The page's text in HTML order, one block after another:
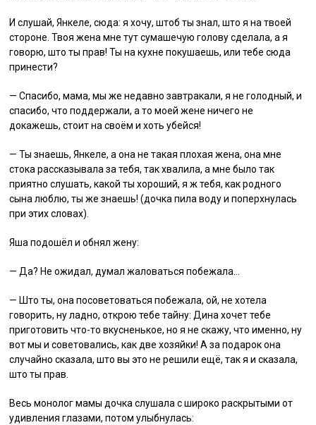
И слушай, Янкеле, сюда: я хочу, штоб ты знал, што я на твоей
стороне. Твоя жена мне тут сумашечую голову сделала, а я
говорю, што ты прав! Ты на кухне покушаешь, или тебе сюда
принести?
— Спасибо, мама, мы же недавно завтракали, я не голодный, и
спасибо, что поддержали, а то моей жене ничего не
докажешь, стоит на своём и хоть убейся!
— Ты знаешь, Янкеле, а она не такая плохая жена, она мне
стока рассказывала за тебя, так хвалила, а мне было так
приятно слушать, какой ты хороший, я ж тебя, как родного
сына люблю, ты же знаешь! (дочка пила воду и поперхнулась
при этих словах).
Яша подошёл и обнял жену:
— Да? Не ожидал, думал жаловаться побежала…
— Што ты, она посоветоваться побежала, ой, не хотела
говорить, ну ладно, открою тебе тайну: Дина хочет тебе
приготовить что-то вкусненькое, но я не скажу, что именно, ну
вот мы и советовались, как две хозяйки! А за подарок она
случайно сказала, што вы это не решили ещё, так я и сказала,
што ты прав.
Весь монолог мамы дочка слушала с широко раскрытыми от
удивления глазами, потом улыбнулась: